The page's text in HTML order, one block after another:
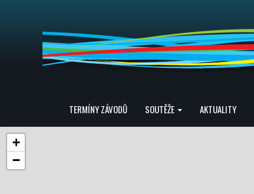
TERMÍNY ZÁVODŮ SOUTĚŽE AKTUALITY
+
−